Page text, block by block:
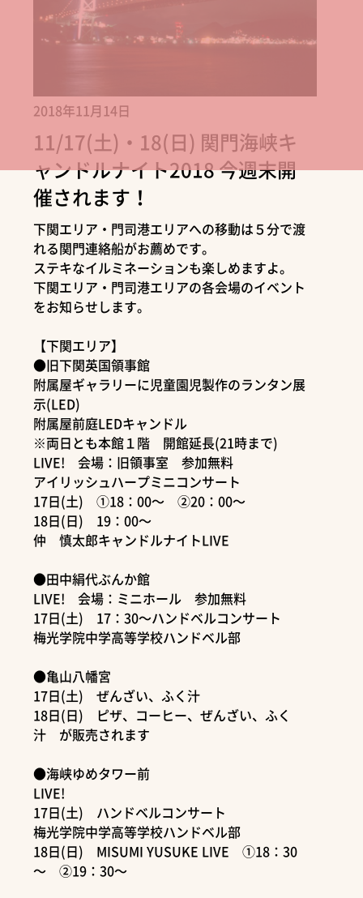
2018年11月14日
11/17(土)・18(日) 関門海峡キ
ャンドルナイト2018 今週末開
催されます！
下関エリア・門司港エリアへの移動は５分で渡
れる関門連絡船がお薦めです。
ステキなイルミネーションも楽しめますよ。
下関エリア・門司港エリアの各会場のイベント
をお知らせします。
【下関エリア】
●旧下関英国領事館
附属屋ギャラリーに児童園児製作のランタン展
示(LED)
附属屋前庭LEDキャンドル
※両日とも本館１階 開館延長(21時まで)
LIVE! 会場：旧領事室 参加無料
アイリッシュハープミニコンサート
17日(土) ①18：00～ ②20：00～
18日(日) 19：00～
仲 慎太郎キャンドルナイトLIVE
●田中絹代ぶんか館
LIVE! 会場：ミニホール 参加無料
17日(土) 17：30～ハンドベルコンサート
梅光学院中学高等学校ハンドベル部
●亀山八幡宮
17日(土) ぜんざい、ふく汁
18日(日) ピザ、コーヒー、ぜんざい、ふく
汁 が販売されます
●海峡ゆめタワー前
LIVE!
17日(土) ハンドベルコンサート
梅光学院中学高等学校ハンドベル部
18日(日) MISUMI YUSUKE LIVE ①18：30
～ ②19：30～